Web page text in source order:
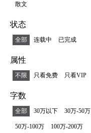
散文
状态
全部 连载中 已完成
属性
不限 只看免费 只看VIP
字数
全部 30万以下 30万-50万
50万-100万 100万-200万